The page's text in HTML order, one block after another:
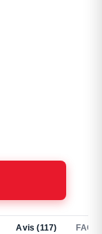
Avis (117) FAQ